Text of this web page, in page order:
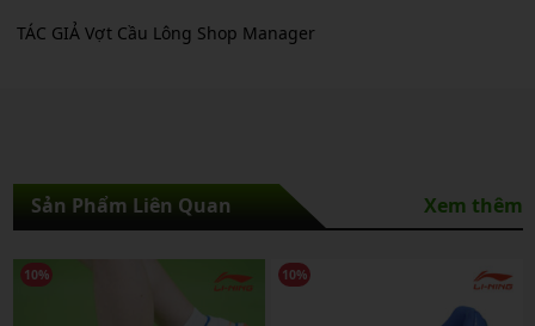
TÁC GIẢ Vợt Cầu Lông Shop Manager
Sản Phẩm Liên Quan Xem thêm
10% 30%